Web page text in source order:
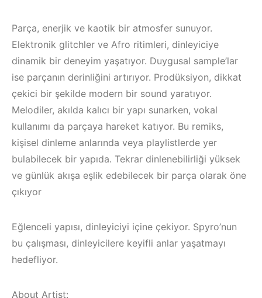
/ Bodrum /
/
/
Çeşme /
Parça, enerjik ve kaotik bir atmosfer sunuyor.
Elektronik glitchler ve Afro ritimleri, dinleyiciye
dinamik bir deneyim yaşatıyor. Duygusal sample’lar
ise parçanın derinliğini artırıyor. Prodüksiyon, dikkat
çekici bir şekilde modern bir sound yaratıyor.
Melodiler, akılda kalıcı bir yapı sunarken, vokal
kullanımı da parçaya hareket katıyor. Bu remiks,
kişisel dinleme anlarında veya playlistlerde yer
bulabilecek bir yapıda. Tekrar dinlenebilirliği yüksek
ve günlük akışa eşlik edebilecek bir parça olarak öne
çıkıyor
Eğlenceli yapısı, dinleyiciyi içine çekiyor. Spyro’nun
bu çalışması, dinleyicilere keyifli anlar yaşatmayı
hedefliyor.
About Artist: